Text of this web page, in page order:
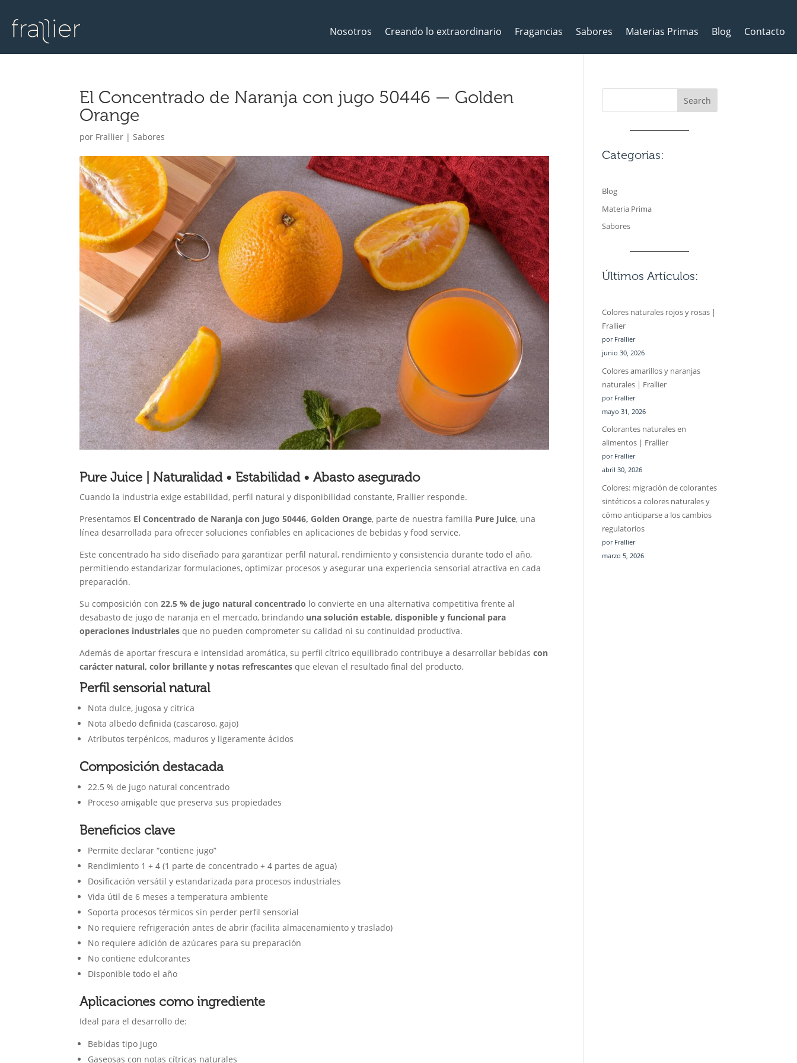
Nosotros Creando lo extraordinario Fragancias Sabores Materias Primas Blog Contacto
El Concentrado de Naranja con jugo 50446 — Golden
Orange
por Frallier |Sabores
Pure Juice | Naturalidad • Estabilidad • Abasto asegurado
Cuando la industria exige estabilidad, perfil natural y disponibilidad constante, Frallier responde.
Presentamos El Concentrado de Naranja con jugo 50446, Golden Orange, parte de nuestra familia Pure Juice, una
línea desarrollada para ofrecer soluciones confiables en aplicaciones de bebidas y food service.
Este concentrado ha sido diseñado para garantizar perfil natural, rendimiento y consistencia durante todo el año,
permitiendo estandarizar formulaciones, optimizar procesos y asegurar una experiencia sensorial atractiva en cada
preparación.
Su composición con22.5 % de jugo natural concentrado lo convierte en una alternativa competitiva frente al
desabasto de jugo de naranja en el mercado, brindando una solución estable, disponible y funcional para
operaciones industriales que no pueden comprometer su calidad ni su continuidad productiva.
Además de aportar frescura e intensidad aromática, su perfil cítrico equilibrado contribuye a desarrollar bebidascon
carácter natural, color brillante y notas refrescantes que elevan el resultado final del producto.
Perfil sensorial natural
Nota dulce, jugosa y cítrica
Nota albedo definida (cascaroso, gajo)
Atributos terpénicos, maduros y ligeramente ácidos
Composición destacada
22.5 % de jugo natural concentrado
Proceso amigable que preserva sus propiedades
Beneficios clave
Permite declarar “contiene jugo”
Rendimiento 1 + 4 (1 parte de concentrado + 4 partes de agua)
Dosificación versátil y estandarizada para procesos industriales
Vida útil de 6 meses a temperatura ambiente
Soporta procesos térmicos sin perder perfil sensorial
No requiere refrigeración antes de abrir (facilita almacenamiento y traslado)
No requiere adición de azúcares para su preparación
No contiene edulcorantes
Disponible todo el año
Aplicaciones como ingrediente
Ideal para el desarrollo de:
Bebidas tipo jugo
Gaseosas con notas cítricas naturales
Search
Categorías:
Blog
Materia Prima
Sabores
Últimos Artículos:
Colores naturales rojos y rosas |
Frallier
por Frallier
junio 30, 2026
Colores amarillos y naranjas
naturales | Frallier
por Frallier
mayo 31, 2026
Colorantes naturales en
alimentos | Frallier
por Frallier
abril 30, 2026
Colores: migración de colorantes
sintéticos a colores naturales y
cómo anticiparse a los cambios
regulatorios
por Frallier
marzo 5, 2026